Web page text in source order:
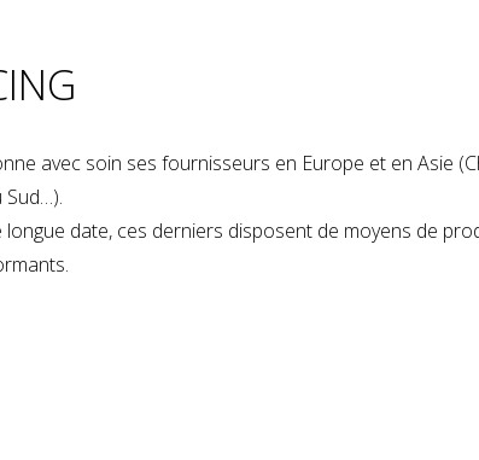
avec soin ses fournisseurs en Europe et en Asie
Sud…).
longue date, ces derniers disposent de moyens de